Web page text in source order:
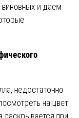
и даем
недостаточно
на цвет
раскрывается при